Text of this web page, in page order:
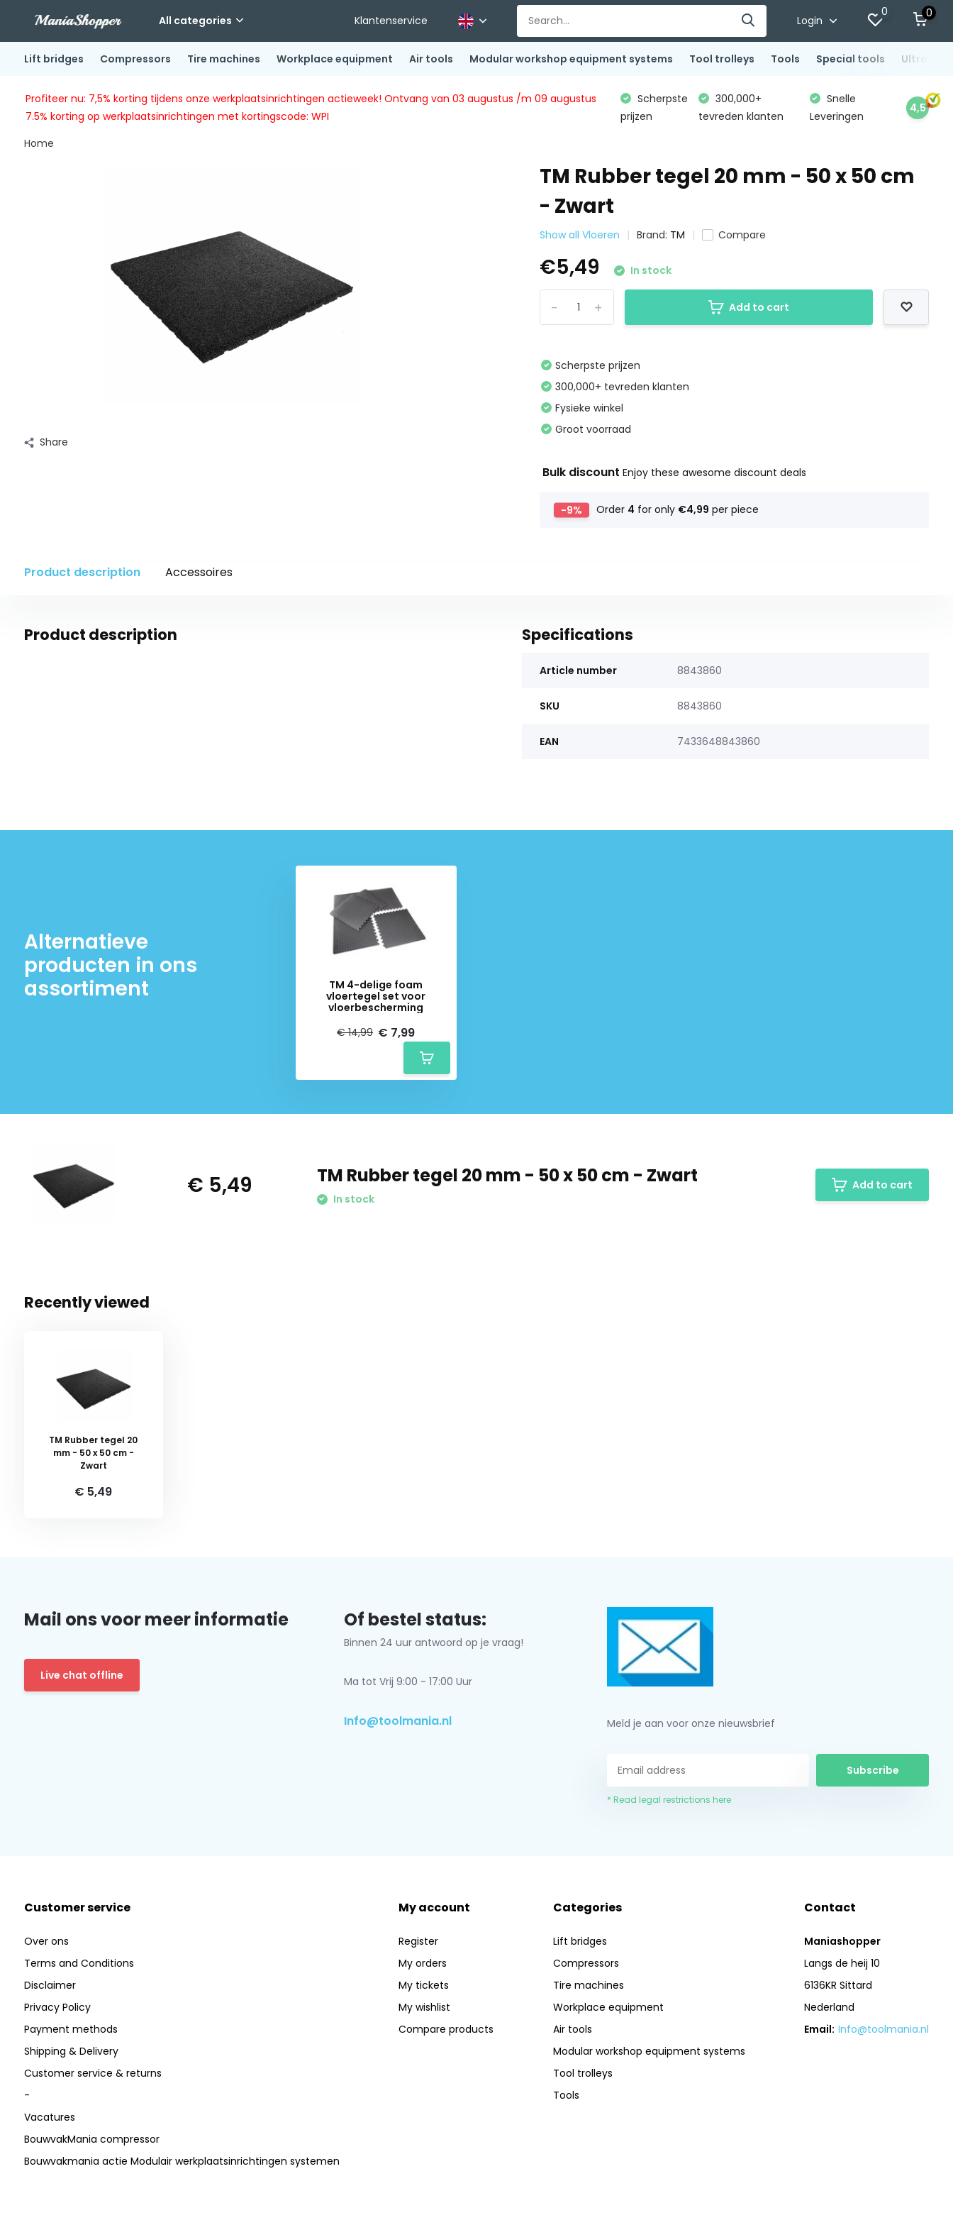
All categories Klantenservice Login
0 0
Lift bridges Compressors Tire machines Workplace equipment Air tools Modular workshop equipment systems Tool trolleys Tools Special tools
Profiteer nu: 7,5% korting tijdens onze werkplaatsinrichtingen actieweek! Ontvang van 03 augustus /m 09 augustus
7.5% korting op werkplaatsinrichtingen met kortingscode: WPI
Scherpste
prijzen
300,000+
tevreden klanten
Snelle
Leveringen
4,5
Home
Share
TM Rubber tegel 20 mm - 50 x 50 cm
- Zwart
Show all Vloeren Brand: TM Compare
€5,49 In stock
+
- Add to cart
Scherpste prijzen
300,000+ tevreden klanten
Fysieke winkel
Groot voorraad
Bulk discountEnjoy these awesome discount deals
-9% Order 4 for only €4,99 per piece
Product description Accessoires
Product description Specifications
Article number 8843860
SKU 8843860
EAN 7433648843860
Alternatieve
producten in ons
assortiment
TM 4-delige foam
vloertegel set voor
vloerbescherming
€ 14,99 € 7,99
€ 5,49 TM Rubber tegel 20 mm - 50 x 50 cm - Zwart
In stock
Add to cart
Recently viewed
TM Rubber tegel 20
mm - 50 x 50 cm -
Zwart
€ 5,49
Mail ons voor meer informatie
Live chat offline
Of bestel status:
Binnen 24 uur antwoord op je vraag!
Ma tot Vrij 9:00 - 17:00 Uur
Info@toolmania.nl Meld je aan voor onze nieuwsbrief
Subscribe
* Read legal restrictions here
Customer service
Over ons
Terms and Conditions
Disclaimer
Privacy Policy
Payment methods
Shipping & Delivery
Customer service & returns
-
Vacatures
BouwvakMania compressor
Bouwvakmania actie Modulair werkplaatsinrichtingen systemen
My account
Register
My orders
My tickets
My wishlist
Compare products
Categories
Lift bridges
Compressors
Tire machines
Workplace equipment
Air tools
Modular workshop equipment systems
Tool trolleys
Tools
Contact
Maniashopper
Langs de heij 10
6136KR Sittard
Nederland
Email: Info@toolmania.nl